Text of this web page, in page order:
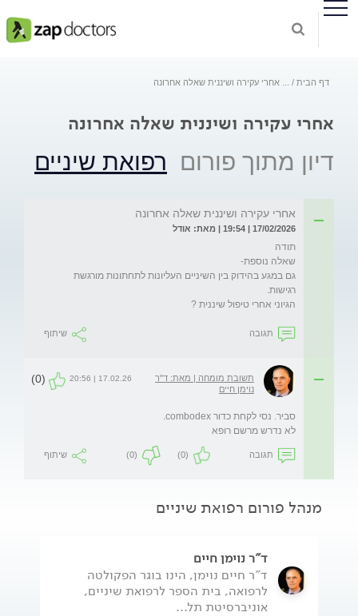
דף הבית אחרי עקירה ושיננית שאלה אחרונה
אחרי עקירה ושיננית שאלה אחרונה
דיון מתוך פורום רפואת שיניים
אחרי עקירה ושיננית שאלה אחרונה
17/02/2026 | 19:54 | מאת: אודל
גם במגע בהידוק בין השיניים העליונות לתחתונות מורגשת
הגיוני אחרי טיפול שיננית ?
תגובה שיתוף
תשובת מומחה | מאת: ד"ר
נוימן חיים
17.02.26 | 20:56
(0)
לא נדרש מרשם רופא
תגובה (0)
(0) שיתוף
מנהל פורום רפואת שיניים
ד"ר נוימן חיים
ד"ר חיים נוימן, הינו בוגר הפקולטה
לרפואה, בית הספר לרפואת שיניים,
אוניברסיטת תל...